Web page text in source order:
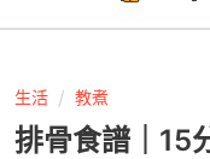
生活 教煮
排骨食譜｜15